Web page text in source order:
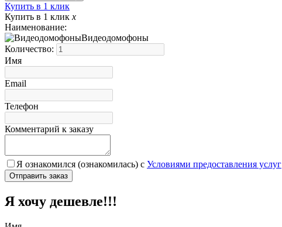
Купить в 1 клик
Купить в 1 клик x
Наименование:
Видеодомофоны
Количество:
Имя
Email
Телефон
Комментарий к заказу
Я ознакомился (ознакомилась) с Условиями предоставления услуг
Я хочу дешевле!!!